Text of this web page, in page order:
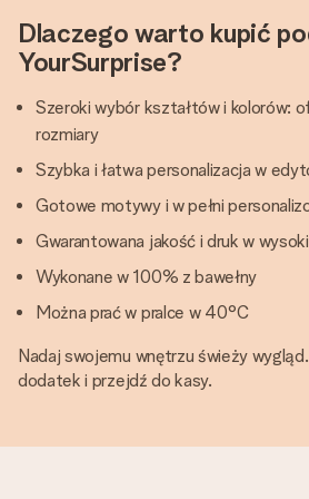
Dlaczego warto kupić
YourSurprise?
Szeroki wybór kształtów i kolorów:
rozmiary
Szybka i łatwa personalizacja w
Gotowe motywy i w pełni
Gwarantowana jakość i druk w
Wykonane w 100% z bawełny
Można prać w pralce w 40°C
Nadaj swojemu wnętrzu świeży
dodatek i przejdź do kasy.